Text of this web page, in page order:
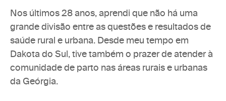
Nos últimos 28 anos, aprendi que não há uma
grande divisão entre as questões e resultados de
saúde rural e urbana. Desde meu tempo em
Dakota do Sul, tive também o prazer de atender à
comunidade de parto nas áreas rurais e urbanas
da Geórgia.